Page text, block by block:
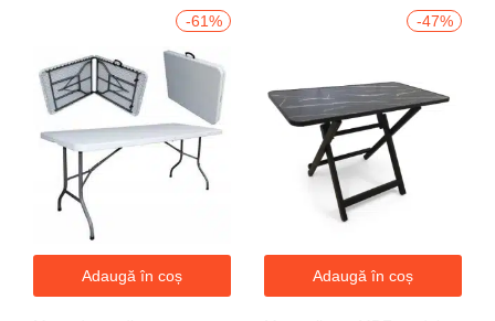
-61%
Adaugă în coș
-47%
Adaugă în coș